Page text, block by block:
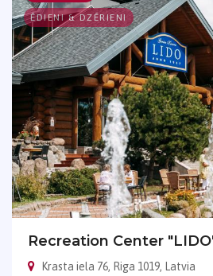
ĒDIENI & DZĒRIENI
Recreation Center
Krasta iela 76, Riga 1019, Latvia